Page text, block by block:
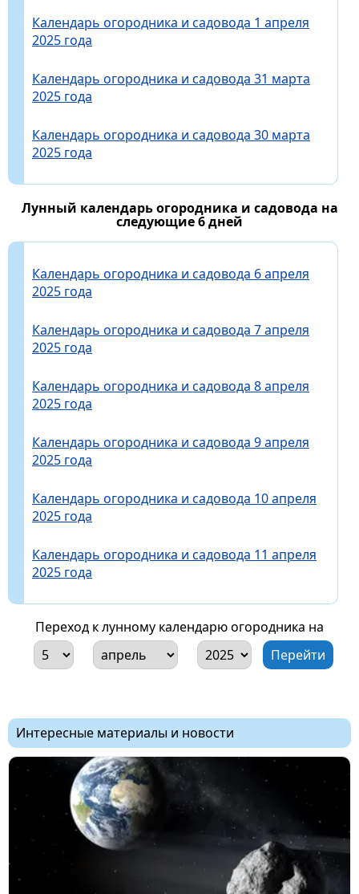
Календарь огородника и садовода 1 апреля
2025 года
Календарь огородника и садовода 31 марта
2025 года
Календарь огородника и садовода 30 марта
2025 года
Лунный календарь огородника и садовода на
следующие 6 дней
Календарь огородника и садовода 6 апреля
2025 года
Календарь огородника и садовода 7 апреля
2025 года
Календарь огородника и садовода 8 апреля
2025 года
Календарь огородника и садовода 9 апреля
2025 года
Календарь огородника и садовода 10 апреля
2025 года
Календарь огородника и садовода 11 апреля
2025 года
Переход к лунному календарю огородника на
Интересные материалы и новости